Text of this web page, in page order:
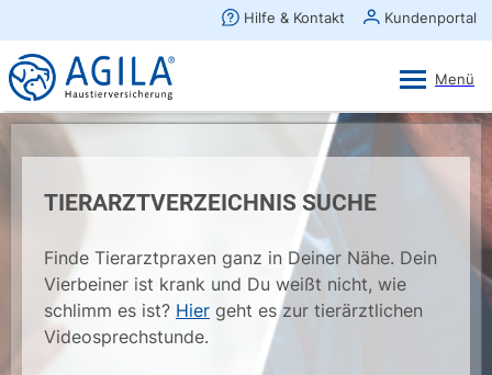
TIERARZTVERZEICHNIS SUCHE
Finde Tierarztpraxen ganz in Deiner Nähe. Dein
Vierbeiner ist krank und Du weißt nicht, wie
schlimm es ist? Hier geht es zur tierärztlichen
Videosprechstunde.
×
AGILA Kunden-App
Gratis - Im Play Store laden
Ansehen